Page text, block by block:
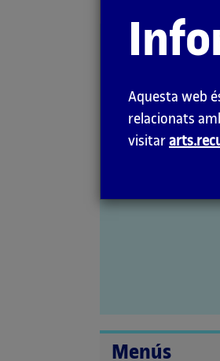
pàgina
principal
(JAR)
Menús
Aquesta web
relacionats
visitar